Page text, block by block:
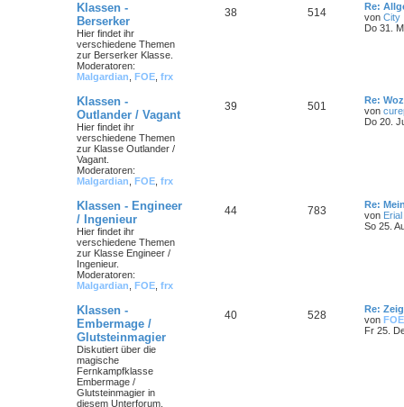
Klassen -
Berserker
Hier findet ihr
verschiedene Themen
zur Berserker Klasse.
Moderatoren:
Malgardian FOE frx
38 514
Re:
von City
Do 31.
Klassen -
Outlander / Vagant
Hier findet ihr
verschiedene Themen
zur Klasse Outlander /
Vagant.
Moderatoren:
Malgardian FOE frx
39 501
Re:
von
Do 20.
Klassen - Engineer
/ Ingenieur
Hier findet ihr
verschiedene Themen
zur Klasse Engineer /
Ingenieur.
Moderatoren:
Malgardian FOE frx
44 783
Re:
von Erial
So 25.
Klassen -
Embermage /
Glutsteinmagier
Diskutiert über die
magische
Fernkampfklasse
Embermage /
Glutsteinmagier in
diesem Unterforum.
40 528
Re:
von FOE
Fr 25.